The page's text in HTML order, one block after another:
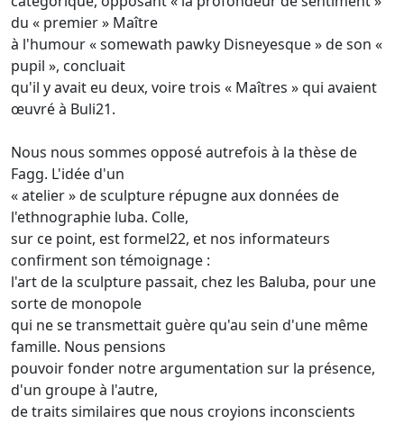
du « premier » Maître
à l'humour « somewath pawky Disneyesque » de son «
pupil », concluait
qu'il y avait eu deux, voire trois « Maîtres » qui avaient
œuvré à Buli21.
Nous nous sommes opposé autrefois à la thèse de
Fagg. L'idée d'un
« atelier » de sculpture répugne aux données de
l'ethnographie luba. Colle,
sur ce point, est formel22, et nos informateurs
confirment son témoignage :
l'art de la sculpture passait, chez les Baluba, pour une
sorte de monopole
qui ne se transmettait guère qu'au sein d'une même
famille. Nous pensions
pouvoir fonder notre argumentation sur la présence,
d'un groupe à l'autre,
de traits similaires que nous croyions inconscients